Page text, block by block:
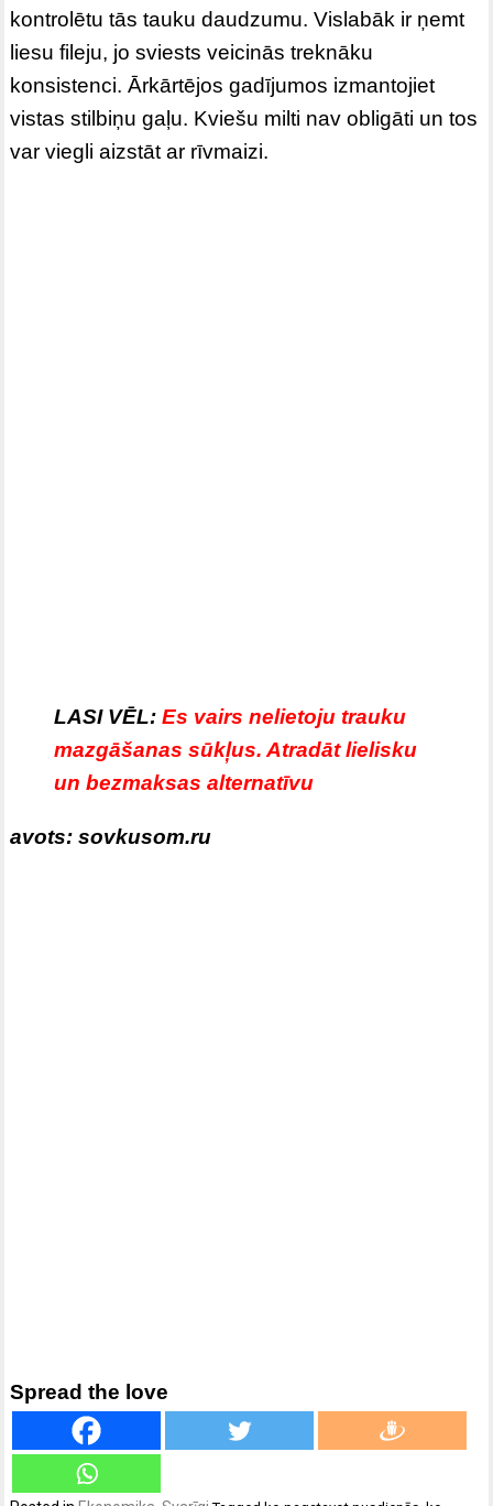
kontrolētu tās tauku daudzumu. Vislabāk ir ņemt
liesu fileju, jo sviests veicinās treknāku
konsistenci. Ārkārtējos gadījumos izmantojiet
vistas stilbiņu gaļu. Kviešu milti nav obligāti un tos
var viegli aizstāt ar rīvmaizi.
LASI VĒL:Es vairs nelietoju trauku
mazgāšanas sūkļus. Atradāt lielisku
un bezmaksas alternatīvu
avots: sovkusom.ru
Spread the love